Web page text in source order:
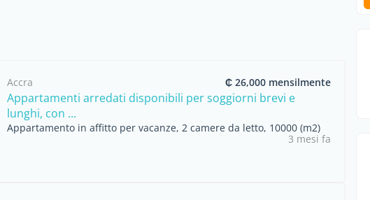
Accra ₵ 26,000 mensilmente
Appartamenti arredati disponibili per soggiorni brevi e
lunghi, con ...
Appartamento in affitto per vacanze, 2 camere da letto, 10000 (m2)
3 mesi fa